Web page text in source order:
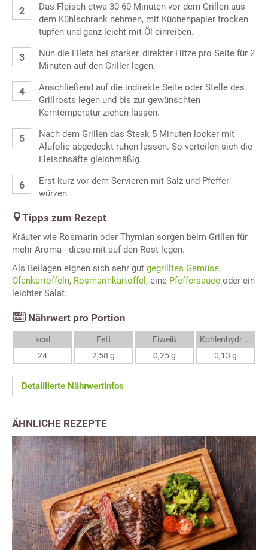
Das Fleisch etwa 30-60 Minuten vor dem Grillen aus
dem Kühlschrank nehmen, mit Küchenpapier trocken
tupfen und ganz leicht mit Öl einreiben.
Nun die Filets bei starker, direkter Hitze pro Seite für 2
Minuten auf den Griller legen.
Anschließend auf die indirekte Seite oder Stelle des
Grillrosts legen und bis zur gewünschten
Kerntemperatur ziehen lassen.
Nach dem Grillen das Steak 5 Minuten locker mit
Alufolie abgedeckt ruhen lassen. So verteilen sich die
Fleischsäfte gleichmäßig.
Erst kurz vor dem Servieren mit Salz und Pfeffer
würzen.
Tipps zum Rezept
Kräuter wie Rosmarin oder Thymian sorgen beim Grillen für
mehr Aroma - diese mit auf den Rost legen.
Als Beilagen eignen sich sehr gut gegrilltes Gemüse,
Ofenkartoffeln, Rosmarinkartoffel , eine Pfeffersauce oder ein
leichter Salat.
Nährwert pro Portion
kcal
24
Fett
2,58 g
Eiweiß
0,25 g
Kohlenhydrate
0,13 g
Detaillierte Nährwertinfos
ÄHNLICHE REZEPTE